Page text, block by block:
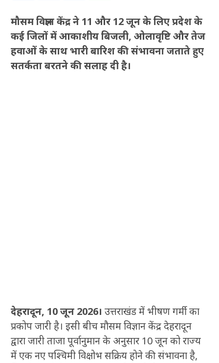
मौसम विज्ञान केंद्र ने 11 और 12 जून के लिए प्रदेश के
कई जिलों में आकाशीय बिजली, ओलावृष्टि और तेज
हवाओं के साथ भारी बारिश की संभावना जताते हुए
सतर्कता बरतने की सलाह दी है।
देहरादून, 10 जून 2026। उत्तराखंड में भीषण गर्मी का
प्रकोप जारी है। इसी बीच मौसम विज्ञान केंद्र देहरादून
द्वारा जारी ताजा पूर्वानुमान के अनुसार 10 जून को राज्य
में एक नए पश्चिमी विक्षोभ सक्रिय होने की संभावना है,